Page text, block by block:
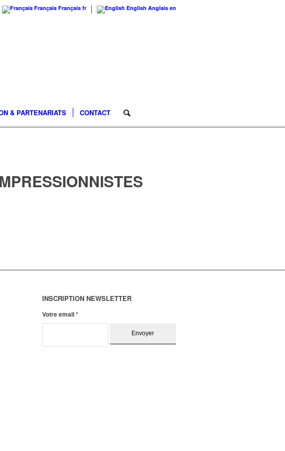
Français Français fr English Anglais en
& PARTENARIATS CONTACT
INSCRIPTION NEWSLETTER
Votre email*